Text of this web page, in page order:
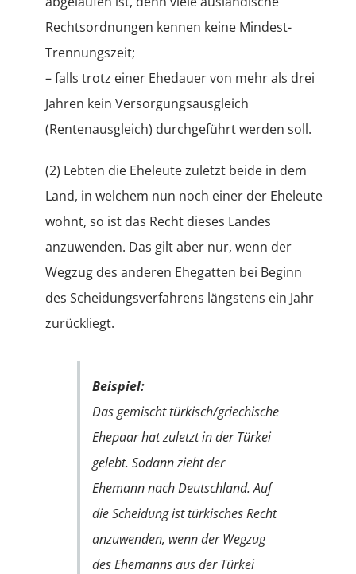
Rechtsordnungen kennen keine Mindest-
Trennungszeit;
– falls trotz einer Ehedauer von mehr als drei
Jahren kein Versorgungsausgleich
(Rentenausgleich) durchgeführt werden soll.
(2) Lebten die Eheleute zuletzt beide in dem
Land, in welchem nun noch einer der Eheleute
wohnt, so ist das Recht dieses Landes
anzuwenden. Das gilt aber nur, wenn der
Wegzug des anderen Ehegatten bei Beginn
des Scheidungsverfahrens längstens ein Jahr
zurückliegt.
Beispiel:
Das gemischt türkisch/griechische
Ehepaar hat zuletzt in der Türkei
gelebt. Sodann zieht der
Ehemann nach Deutschland. Auf
die Scheidung ist türkisches Recht
anzuwenden, wenn der Wegzug
des Ehemanns aus der Türkei